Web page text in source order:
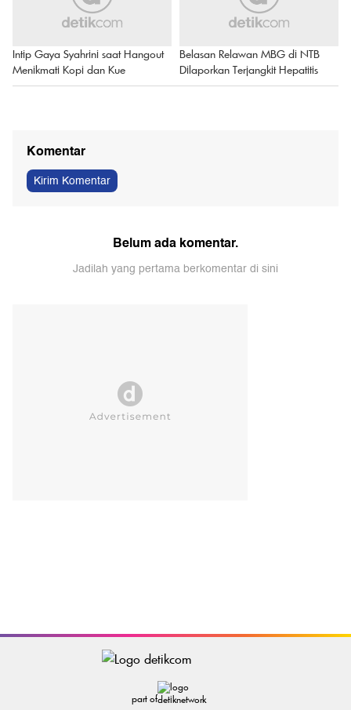
Intip Gaya Syahrini saat Hangout
Menikmati Kopi dan Kue
Belasan Relawan MBG di NTB
Dilaporkan Terjangkit Hepatitis
Komentar
Kirim Komentar
Belum ada komentar.
Jadilah yang pertama berkomentar di sini
part of